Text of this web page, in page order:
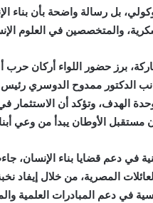
بل رسالة واضحة بأن بناء
والمتخصصين في العلوم
برز حضور اللواء أركان
الدكتور ممدوح الدوسري
الهدف، وتؤكد أن
مستقبل الأوطان يبدأ من وعي
في دعم قضايا بناء
المصرية، من خلال إيفاد
في دعم المبادرات العلمية